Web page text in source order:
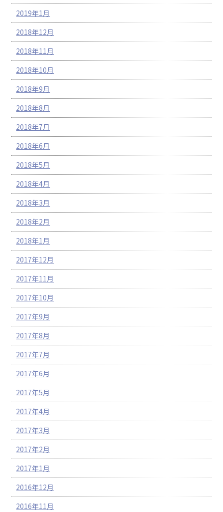
2019年1月
2018年12月
2018年11月
2018年10月
2018年9月
2018年8月
2018年7月
2018年6月
2018年5月
2018年4月
2018年3月
2018年2月
2018年1月
2017年12月
2017年11月
2017年10月
2017年9月
2017年8月
2017年7月
2017年6月
2017年5月
2017年4月
2017年3月
2017年2月
2017年1月
2016年12月
2016年11月